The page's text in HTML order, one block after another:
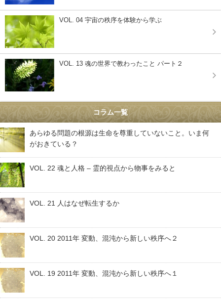
VOL. 04 宇宙の秩序を体験から学ぶ
VOL. 13 魂の世界で教わったこと パート２
コラム一覧
あらゆる問題の根源は生命を尊重していないこと。いま何
がおきている？
VOL. 22 魂と人格 – 霊的視点から物事をみると
VOL. 21 人はなぜ転生するか
VOL. 20 2011年 変動、混沌から新しい秩序へ２
VOL. 19 2011年 変動、混沌から新しい秩序へ１